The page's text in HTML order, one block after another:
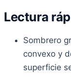
Lectura
Sombrero
convexo y
superficie